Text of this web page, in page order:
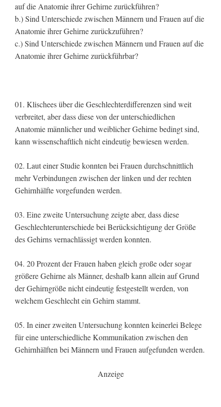
auf die Anatomie ihrer Gehirne zurückführen?
b.) Sind Unterschiede zwischen Männern und Frauen auf die
Anatomie ihrer Gehirne zurückzuführen?
c.) Sind Unterschiede zwischen Männern und Frauen auf die
Anatomie ihrer Gehirne zurückführbar?
01. Klischees über die Geschlechterdifferenzen sind weit
verbreitet, aber dass diese von der unterschiedlichen
Anatomie männlicher und weiblicher Gehirne bedingt sind,
kann wissenschaftlich nicht eindeutig bewiesen werden.
02. Laut einer Studie konnten bei Frauen durchschnittlich
mehr Verbindungen zwischen der linken und der rechten
Gehirnhälfte vorgefunden werden.
03. Eine zweite Untersuchung zeigte aber, dass diese
Geschlechterunterschiede bei Berücksichtigung der Größe
des Gehirns vernachlässigt werden konnten.
04. 20 Prozent der Frauen haben gleich große oder sogar
größere Gehirne als Männer, deshalb kann allein auf Grund
der Gehirngröße nicht eindeutig festgestellt werden, von
welchem Geschlecht ein Gehirn stammt.
05. In einer zweiten Untersuchung konnten keinerlei Belege
für eine unterschiedliche Kommunikation zwischen den
Gehirnhälften bei Männern und Frauen aufgefunden werden.
Anzeige